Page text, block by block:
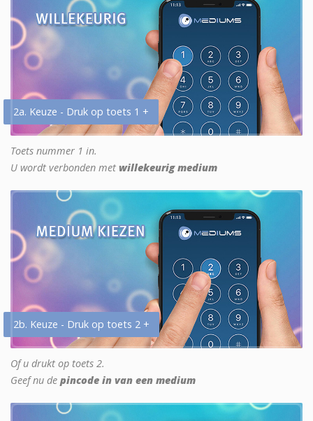
2a. Keuze - Druk op toets 1 +
Toets nummer 1 in.
U wordt verbonden met willekeurig medium
2b. Keuze - Druk op toets 2 +
Of u drukt op toets 2.
Geef nu de pincode in van een medium